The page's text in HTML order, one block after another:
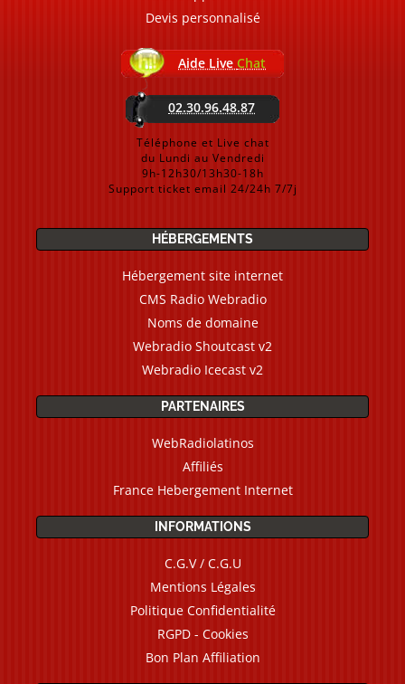
Devis personnalisé
Aide Live Chat
02.30.96.48.87
Téléphone et Live chat
du Lundi au Vendredi
9h-12h30/13h30-18h
Support ticket email 24/24h 7/7j
HÉBERGEMENTS
Hébergement site internet
CMS Radio Webradio
Noms de domaine
Webradio Shoutcast v2
Webradio Icecast v2
PARTENAIRES
WebRadiolatinos
Affiliés
France Hebergement Internet
INFORMATIONS
C.G.V / C.G.U
Mentions Légales
Politique Confidentialité
RGPD - Cookies
Bon Plan Affiliation